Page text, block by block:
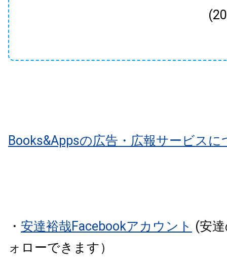
Books&Appsの広告・広報サービスに
・ 安達裕哉Facebookアカウント (安
ォローできます）